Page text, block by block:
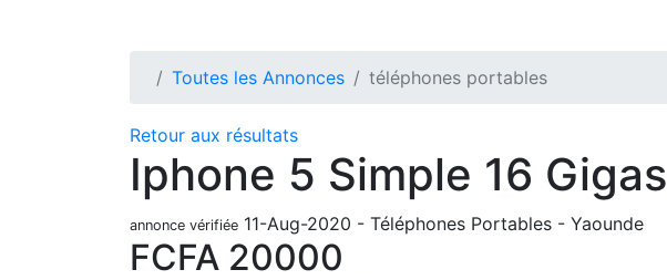
Toutes les Annonces téléphones portables
Retour aux résultats
Iphone 5 Simple 16 Gigas
annonce vérifiée 11-Aug-2020 - Téléphones Portables - Yaounde
FCFA 20000